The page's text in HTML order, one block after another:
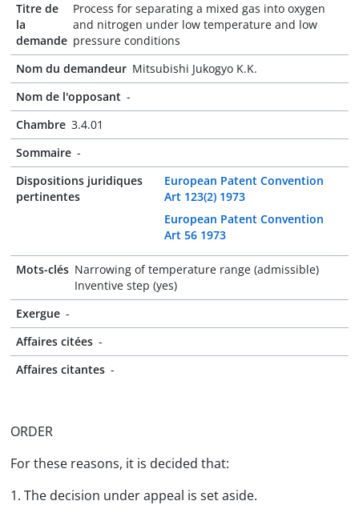
Titre de
la
demande
Process for separating a mixed gas into oxygen
and nitrogen under low temperature and low
pressure conditions
Nom du demandeur Mitsubishi Jukogyo K.K.
Nom de l'opposant -
Chambre 3.4.01
Sommaire -
Dispositions juridiques
pertinentes
European Patent Convention
Art 123(2) 1973
European Patent Convention
Art 56 1973
Mots-clés Narrowing of temperature range (admissible)
Inventive step (yes)
Exergue -
Affaires citées -
Affaires citantes -
ORDER
For these reasons, it is decided that:
1. The decision under appeal is set aside.